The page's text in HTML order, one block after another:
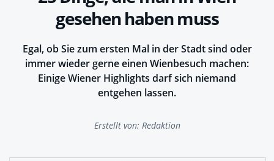
gesehen haben muss
Egal, ob Sie zum ersten Mal in der Stadt sind oder
immer wieder gerne einen Wienbesuch machen:
Einige Wiener Highlights darf sich niemand
entgehen lassen.
Erstellt von: Redaktion